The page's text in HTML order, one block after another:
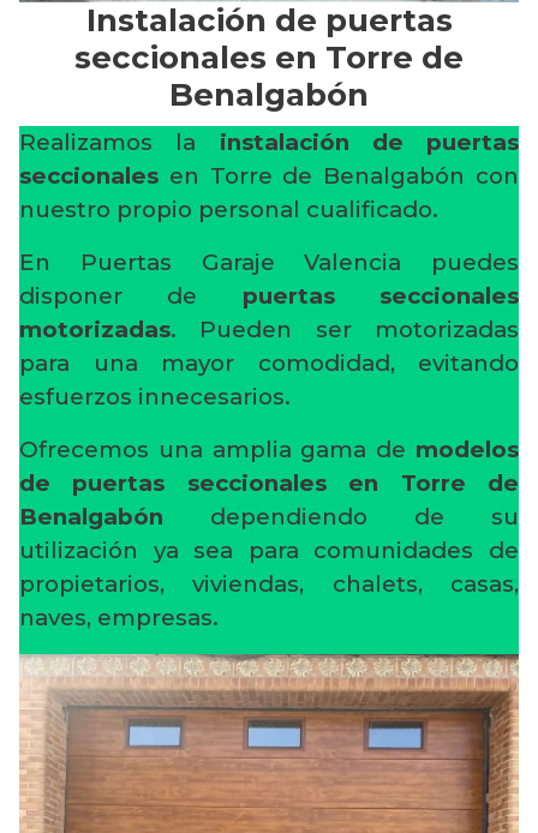
Instalación de puertas
seccionales en Torre de
Benalgabón
Realizamos la instalación de puertas
seccionales en Torre de Benalgabón con
nuestro propio personal cualificado.
En Puertas Garaje Valencia puedes
disponer de puertas seccionales
motorizadas. Pueden ser motorizadas
para una mayor comodidad, evitando
esfuerzos innecesarios.
Ofrecemos una amplia gama de modelos
de puertas seccionales en Torre de
Benalgabón dependiendo de su
utilización ya sea para comunidades de
propietarios, viviendas, chalets, casas,
naves, empresas.